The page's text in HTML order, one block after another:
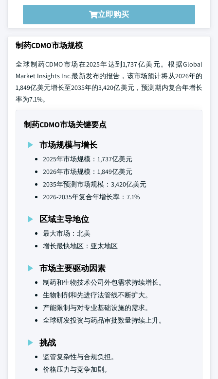
立即购买
制药CDMO市场规模
全球制药CDMO市场在2025年达到1,737亿美元。根据Global
Market Insights Inc.最新发布的报告，该市场预计将从2026年的
1,849亿美元增长至2035年的3,420亿美元，预测期内复合年增长
率为7.1%。
制药CDMO市场关键要点
市场规模与增长
2025年市场规模：1,737亿美元
2026年市场规模：1,849亿美元
2035年预测市场规模：3,420亿美元
2026-2035年复合年增长率：7.1%
区域主导地位
最大市场：北美
增长最快地区：亚太地区
市场主要驱动因素
制药和生物技术公司外包需求持续增长。
生物制剂和先进疗法管线不断扩大。
产能限制与对专业基础设施的需求。
全球研发投资与药品审批数量持续上升。
挑战
监管复杂性与合规负担。
价格压力与竞争加剧。